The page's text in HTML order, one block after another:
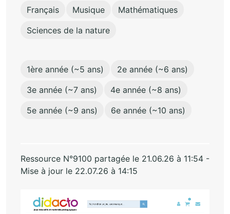
Français Musique
Mathématiques
Sciences de la nature
1ère année (~5 ans)
2e année (~6 ans)
3e année (~7 ans)
4e année (~8 ans)
5e année (~9 ans)
6e année (~10 ans)
Ressource N°9100 partagée le 21.06.26 à 11:54 -
Mise à jour le 22.07.26 à 14:15